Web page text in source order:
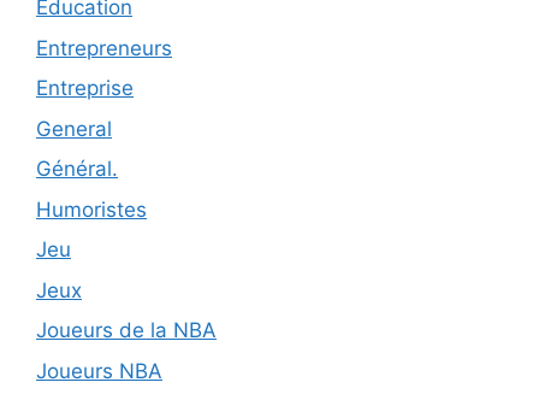
Éducation
Entrepreneurs
Entreprise
General
Général.
Humoristes
Jeu
Jeux
Joueurs de la NBA
Joueurs NBA